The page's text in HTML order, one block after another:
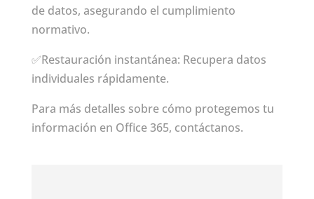
de datos, asegurando el cumplimiento
normativo.
✅Restauración instantánea: Recupera datos
individuales rápidamente.
Para más detalles sobre cómo protegemos tu
información en Office 365, contáctanos.